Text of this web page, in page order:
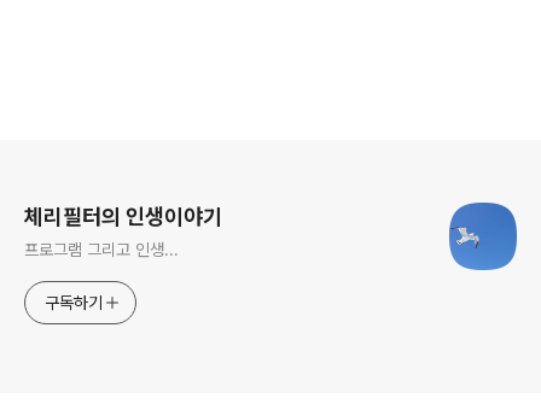
체리필터의 인생이야기
프로그램 그리고 인생...
구독하기